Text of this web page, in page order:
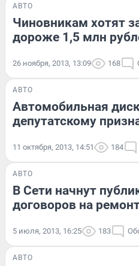
АВТО
Чиновникам хотят
дороже 1,5 млн
26 ноября, 2013, 13:09 168
АВТО
Автомобильная
депутатскому
11 октября, 2013, 14:51 184
АВТО
В Сети начнут
договоров на
5 июля, 2013, 16:25 183
АВТО